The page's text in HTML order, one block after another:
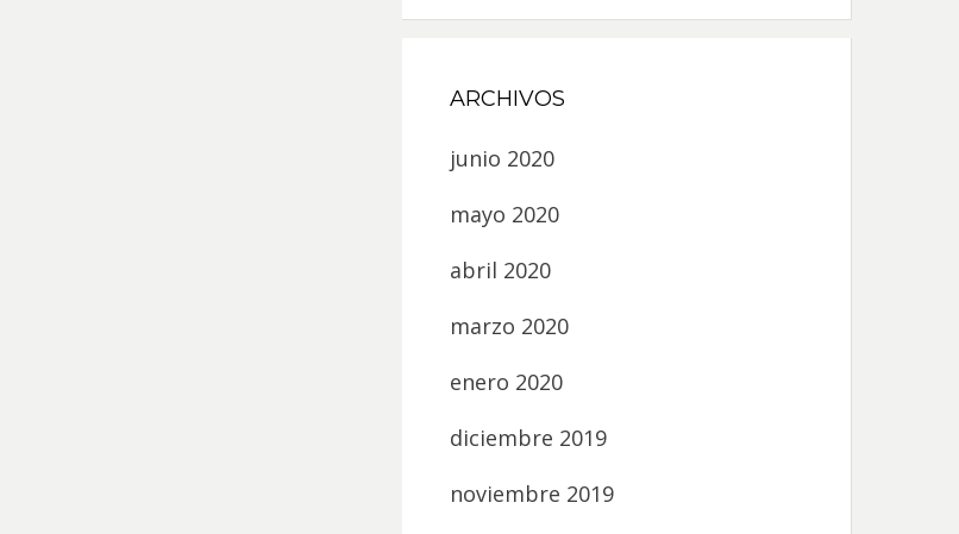
ARCHIVOS
junio 2020
mayo 2020
abril 2020
marzo 2020
enero 2020
diciembre 2019
noviembre 2019